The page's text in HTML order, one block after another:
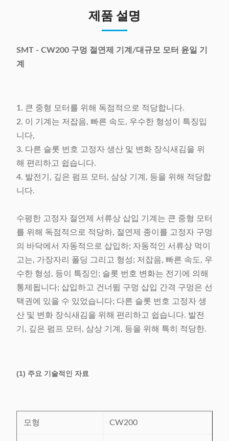
제품 설명
SMT - CW200 구멍 절연제 기계/대규모 모터 윤일 기
계
1. 큰 중형 모터를 위해 독점적으로 적당합니다.
2. 이 기계는 저잡음, 빠른 속도, 우수한 형성이 특징입
니다,
3. 다른 슬롯 번호 고정자 생산 및 변화 장식새김을 위
해 편리하고 쉽습니다.
4. 발전기, 깊은 펌프 모터, 삼상 기계, 등을 위해 적당합
니다.
수평한 고정자 절연제 서류상 삽입 기계는 큰 중형 모터
를 위해 독점적으로 적당하, 절연제 종이를 고정자 구멍
의 바닥에서 자동적으로 삽입하; 자동적인 서류상 먹이
고는, 가장자리 폴딩 그리고 형성; 저잡음, 빠른 속도, 우
수한 형성, 등이 특징인; 슬롯 번호 변화는 전기에 의해
통제됩니다; 삽입하고 건너뜀 구멍 삽입 간격 구멍은 선
택권에 있을 수 있었습니다; 다른 슬롯 번호 고정자 생
산 및 변화 장식새김을 위해 편리하고 쉽습니다. 발전
기, 깊은 펌프 모터, 삼상 기계, 등을 위해 특히 적당한.
(1) 주요 기술적인 자료
모형 CW200